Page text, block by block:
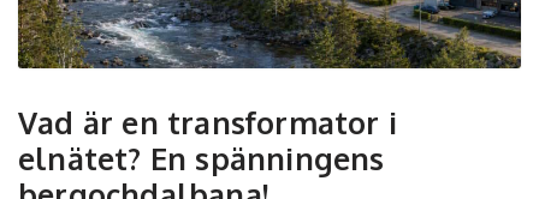
Vad är en transformator i
elnätet? En spänningens